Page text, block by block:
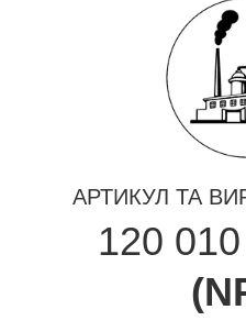
АРТИКУЛ ТА
120
(